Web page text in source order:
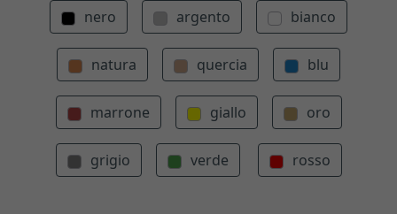
nero argento bianco
natura quercia blu
marrone giallo oro
grigio verde rosso